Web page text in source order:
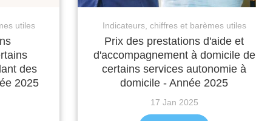
utiles
des
2025
Indicateurs, chiffres et barèmes utiles
Prix des prestations d'aide et
d'accompagnement à domicile de
certains services autonomie à
domicile - Année 2025
17 Jan 2025